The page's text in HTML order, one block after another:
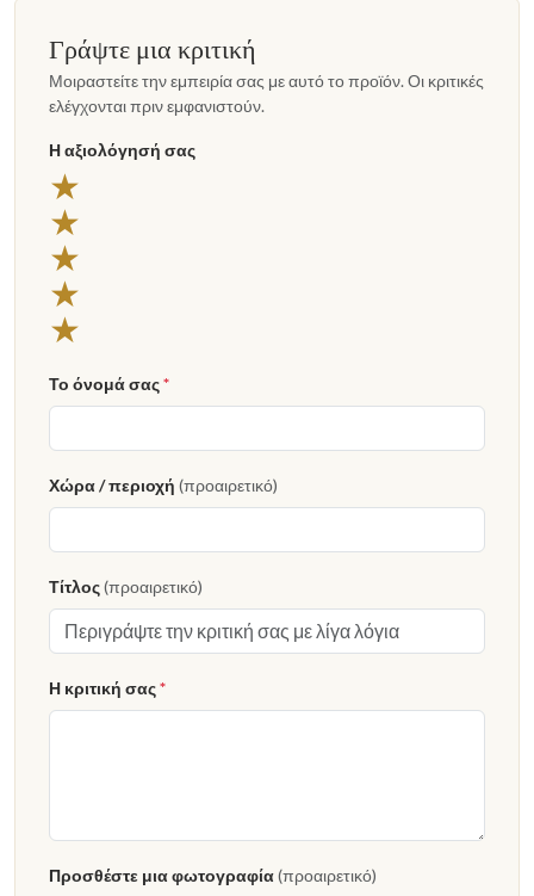
Γράψτε μια κριτική
Μοιραστείτε την εμπειρία σας με αυτό το προϊόν. Οι κριτικές
ελέγχονται πριν εμφανιστούν.
Η αξιολόγησή σας
★
★
★
★
★
Το όνομά σας*
Χώρα / περιοχή (προαιρετικό)
Τίτλος(προαιρετικό)
Η κριτική σας*
Προσθέστε μια φωτογραφία(προαιρετικό)